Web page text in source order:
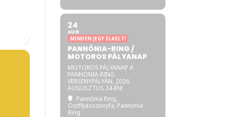
24
AUG
MINDEN JEGY ELKELT!
PANNÓNIA-RING /
MOTOROS PÁLYANAP
MOTOROS PÁLYANAP A
PANNÓNIA-RING
VERSENYPÁLYÁN, 2026.
AUGUSZTUS 24-ÉN!
Pannónia Ring,
Ostffyasszonyfa, Pannonia-
Ring